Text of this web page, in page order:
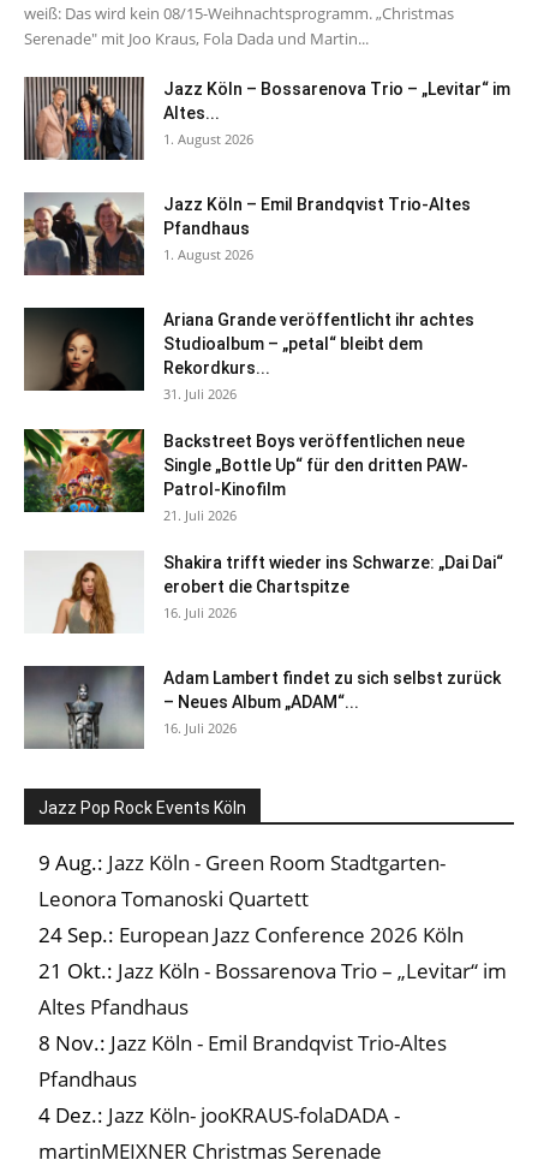
weiß: Das wird kein 08/15-Weihnachtsprogramm. „Christmas
Serenade" mit Joo Kraus, Fola Dada und Martin...
Jazz Köln – Bossarenova Trio – „Levitar“ im
Altes...
1. August 2026
Jazz Köln – Emil Brandqvist Trio-Altes
Pfandhaus
1. August 2026
Ariana Grande veröffentlicht ihr achtes
Studioalbum – „petal“ bleibt dem
Rekordkurs...
31. Juli 2026
Backstreet Boys veröffentlichen neue
Single „Bottle Up“ für den dritten PAW-
Patrol-Kinofilm
21. Juli 2026
Shakira trifft wieder ins Schwarze: „Dai Dai“
erobert die Chartspitze
16. Juli 2026
Adam Lambert findet zu sich selbst zurück
– Neues Album „ADAM“...
16. Juli 2026
Jazz Pop Rock Events Köln
9 Aug.: Jazz Köln - Green Room Stadtgarten-
Leonora Tomanoski Quartett
24 Sep.: European Jazz Conference 2026 Köln
21 Okt.: Jazz Köln - Bossarenova Trio – „Levitar“ im
Altes Pfandhaus
8 Nov.: Jazz Köln - Emil Brandqvist Trio-Altes
Pfandhaus
4 Dez.: Jazz Köln- jooKRAUS-folaDADA -
martinMEIXNER Christmas Serenade